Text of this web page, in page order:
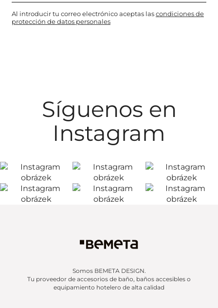
Al introducir tu correo electrónico aceptas lascondiciones de
protección de datos personales
Síguenos en
Instagram
Somos BEMETA DESIGN.
Tu proveedor de accesorios de baño, baños accesibles o
equipamiento hotelero de alta calidad